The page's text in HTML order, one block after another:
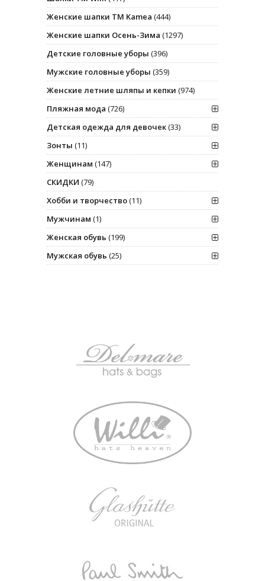
Женские шапки ТМ Kamea (444)
Женские шапки Осень-Зима (1297)
Детские головные уборы (396)
Мужские головные уборы (359)
Женские летние шляпы и кепки (974)
Пляжная мода (726)
Детская одежда для девочек(33)
Зонты (11)
Женщинам (147)
СКИДКИ (79)
Хобби и творчество(11)
Мужчинам (1)
Женская обувь (199)
Мужская обувь (25)